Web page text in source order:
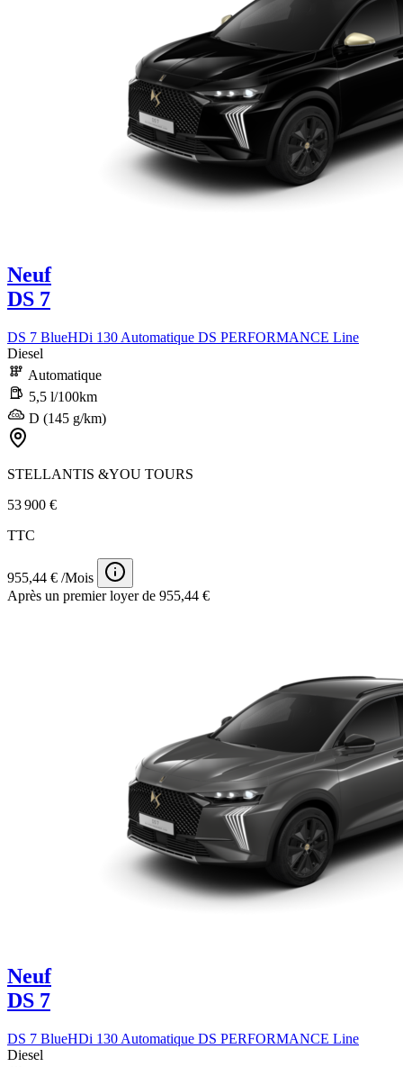
Neuf
DS 7
DS 7 BlueHDi 130 Automatique DS PERFORMANCE Line
Diesel
Automatique
5,5 l/100km
D (145 g/km)
STELLANTIS &YOU TOURS
53 900 €
TTC
955,44 € /Mois
Après un premier loyer de 955,44 €
Neuf
DS 7
DS 7 BlueHDi 130 Automatique DS PERFORMANCE Line
Diesel